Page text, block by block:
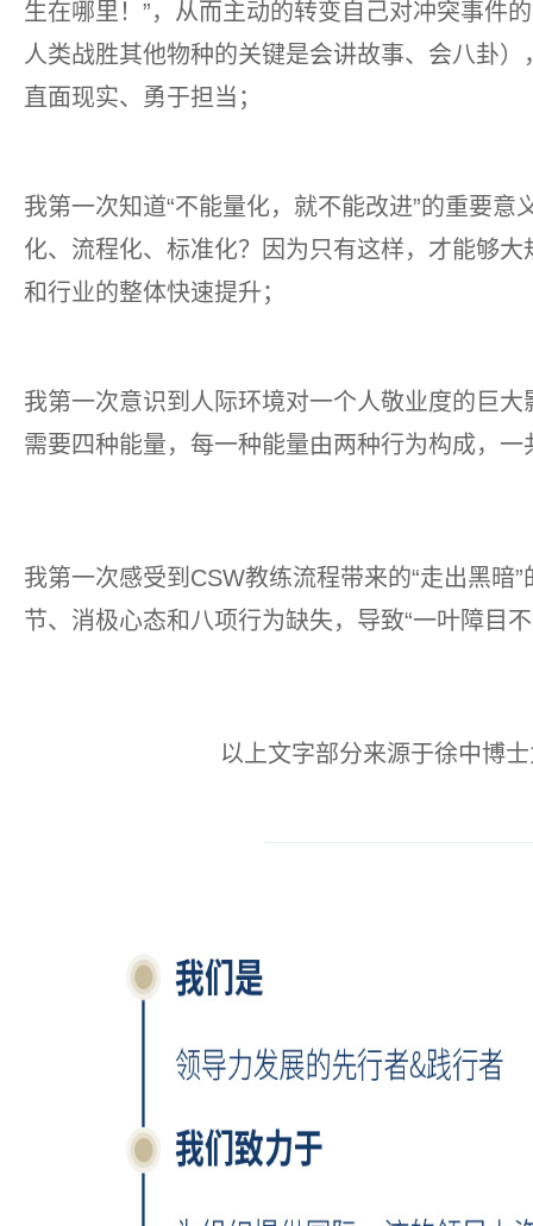
生在哪里！”，从而主动的转变自己对冲突事件
人类战胜其他物种的关键是会讲故事、会八卦
直面现实、勇于担当；
我第一次知道“不能量化，就不能改进”的重要意
化、流程化、标准化？因为只有这样，才能够
和行业的整体快速提升；
我第一次意识到人际环境对一个人敬业度的巨
需要四种能量，每一种能量由两种行为构成，
我第一次感受到CSW教练流程带来的“走出黑暗
节、消极心态和八项行为缺失，导致“一叶障目
以上文字部分来源于徐中博